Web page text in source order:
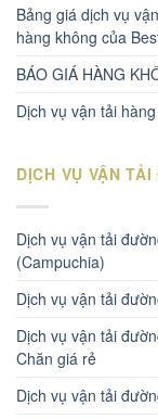
Bảng giá dịch vụ
hàng không của
BÁO GIÁ HÀNG
Dịch vụ vận tải
DỊCH VỤ VẬN
Dịch vụ vận tải
(Campuchia)
Dịch vụ vận tải
Dịch vụ vận tải
Chăn giá rẻ
Dịch vụ vận tải